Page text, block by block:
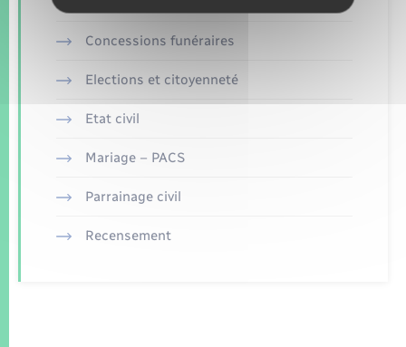
Concessions funéraires
Elections et citoyenneté
Etat civil
Mariage – PACS
Parrainage civil
Recensement